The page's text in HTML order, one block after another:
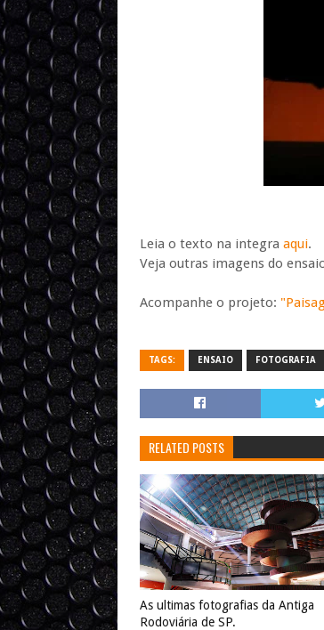
Leia o texto na integra aqui.
Veja outras imagens do
Acompanhe o projeto:
TAGS: ENSAIO FOTOGRAFIA
RELATED POSTS
As ultimas fotografias da Antiga
Rodoviária de SP.